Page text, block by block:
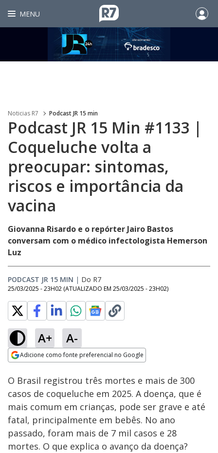
MENU
Noticias R7 Podcast JR 15 min
Podcast JR 15 Min #1133 |
Coqueluche volta a
preocupar: sintomas,
riscos e importância da
vacina
Giovanna Risardo e o repórter Jairo Bastos
conversam com o médico infectologista Hemerson
Luz
PODCAST JR 15 MIN | Do R7
25/03/2025 - 23H02 (ATUALIZADO EM 25/03/2025 - 23H02)
A+ A-
Adicione como fonte preferencial no Google
Ativar
Loaded:
5.75%
O Brasil registrou três mortes e mais de 300
casos de coqueluche em 2025. A doença, que é
mais comum em crianças, pode ser grave e até
fatal, principalmente em bebês. No ano
passado, foram mais de 7 mil casos e 28
mortes. O que explica o avanço da doença?